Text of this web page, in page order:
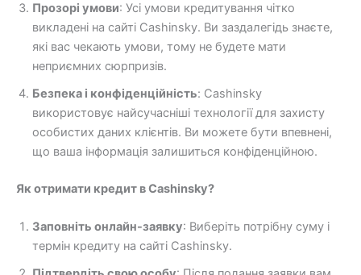
Прозорі умови: Усі умови кредитування чітко
викладені на сайті Cashinsky. Ви заздалегідь знаєте,
які вас чекають умови, тому не будете мати
неприємних сюрпризів.
Безпека і конфіденційність: Cashinsky
використовує найсучасніші технології для захисту
особистих даних клієнтів. Ви можете бути впевнені,
що ваша інформація залишиться конфіденційною.
Як отримати кредит в Cashinsky?
Заповніть онлайн-заявку: Виберіть потрібну суму і
термін кредиту на сайті Cashinsky.